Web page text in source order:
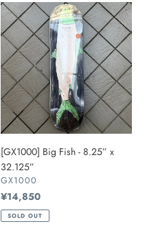
[GX1000] Big
Fish
-
8.25”
x
32.125”
[GX1000] Big Fish - 8.25” x
32.125”
販
売
GX1000
通
常
価
¥14,850
SOLD OUT